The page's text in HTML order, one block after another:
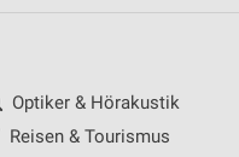
Optiker & Hörakustik
Reisen & Tourismus